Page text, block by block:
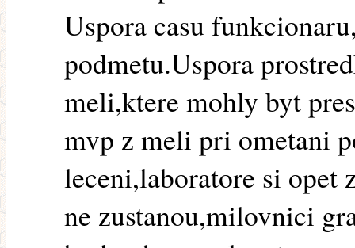
Uspora casu
podmetu.Uspora
meli,ktere mohly byt
mvp z meli pri ometani
leceni,laboratore si
ne zustanou,milovnici